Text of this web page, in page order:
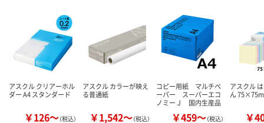
カゴへ
アスクル クリアーホル
ダー A4 スタンダード
￥126～（税込）
アスクル カラーが映え
る普通紙
￥1,542～（税込）
コピー用紙 マルチペ
ーパー スーパーエコ
ノミーＪ 国内生産品
￥459～（税込）
アスクル
ん
￥